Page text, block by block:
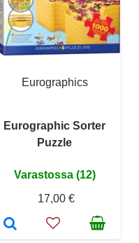
Eurographics
Eurographic Sorter
Puzzle
Varastossa (12)
17,00 €